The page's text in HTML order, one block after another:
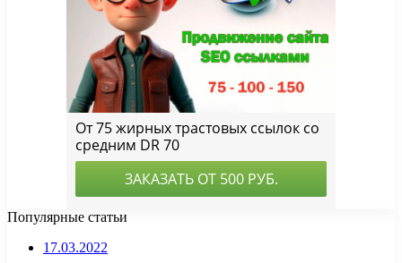
Популярные статьи
17.03.2022